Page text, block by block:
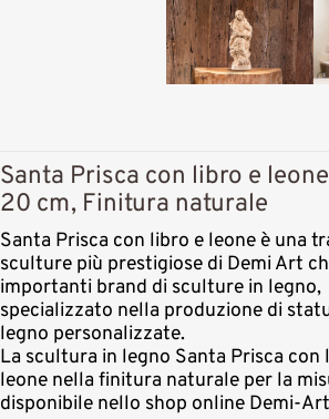
Santa Prisca con libro e
20 cm, Finitura naturale
Santa Prisca con libro e leone è una
sculture più prestigiose di Demi Art
importanti brand di sculture in legno,
specializzato nella produzione di
legno personalizzate.
La scultura in legno Santa Prisca con
leone nella finitura naturale per la
disponibile nello shop online Demi-